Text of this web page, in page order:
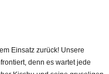
Einsatz zurück! Unsere
denn es wartet jede